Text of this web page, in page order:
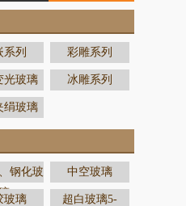
系列 彩雕系列
光玻璃 冰雕系列
绢玻璃
钢化玻
中空玻璃
玻璃
超白玻璃5-